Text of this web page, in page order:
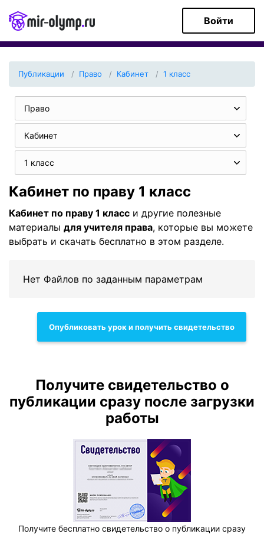
Войти
Публикации Право Кабинет 1 класс
Право
Кабинет
1 класс
Кабинет по праву 1 класс
Кабинет по праву 1 класс и другие полезные
материалы для учителя права, которые вы можете
выбрать и скачать бесплатно в этом разделе.
Нет Файлов по заданным параметрам
Опубликовать урок и получить свидетельство
Получите свидетельство о
публикации сразу после загрузки
работы
Получите бесплатно свидетельство о публикации сразу